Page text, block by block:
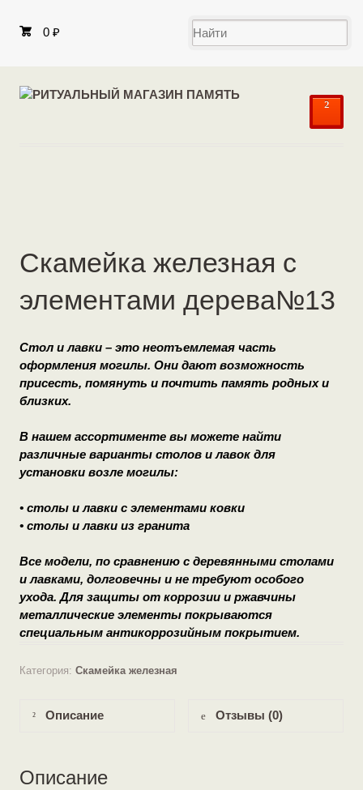
0 ₽
²
Скамейка железная с
элементами дерева№13
Стол и лавки – это неотъемлемая часть
оформления могилы. Они дают возможность
присесть, помянуть и почтить память родных и
близких.
В нашем ассортименте вы можете найти
различные варианты столов и лавок для
установки возле могилы:
• столы и лавки с элементами ковки
• столы и лавки из гранита
Все модели, по сравнению с деревянными столами
и лавками, долговечны и не требуют особого
ухода. Для защиты от коррозии и ржавчины
металлические элементы покрываются
специальным антикоррозийным покрытием.
Категория:Скамейка железная
Описание Отзывы (0)
Описание